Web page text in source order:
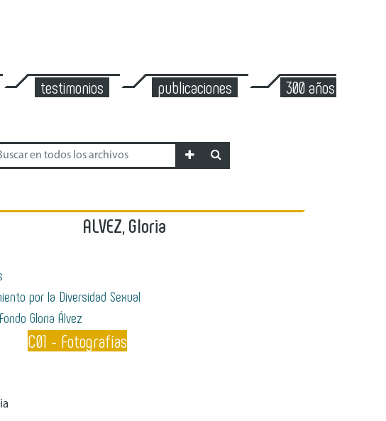
testimonios publicaciones 300 años de
ALVEZ, Gloria
por la Diversidad Sexual
Fondo Gloria Álvez
C01 - Fotografías